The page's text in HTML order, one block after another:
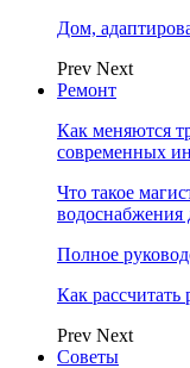
Дом,
Prev Next
Ремонт
Как меняются
современных
Что такое
Полное
Как рассчитать
Prev Next
Советы